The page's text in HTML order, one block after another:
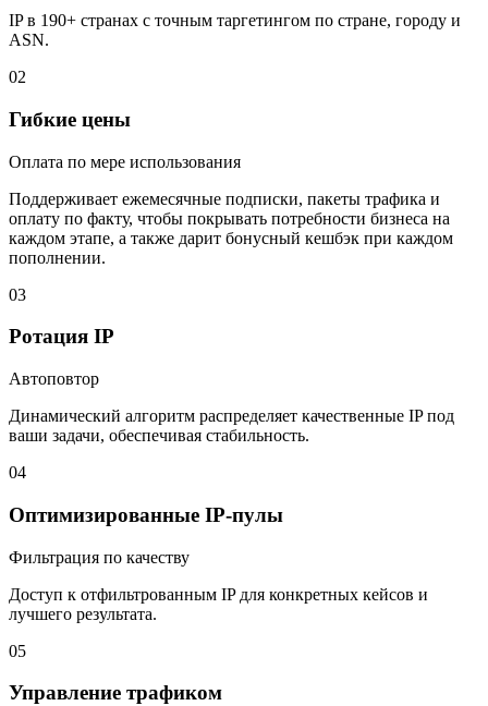
IP в 190+ странах с точным таргетингом по стране, городу и
ASN.
02
Гибкие цены
Оплата по мере использования
Поддерживает ежемесячные подписки, пакеты трафика и
оплату по факту, чтобы покрывать потребности бизнеса на
каждом этапе, а также дарит бонусный кешбэк при каждом
пополнении.
03
Ротация IP
Автоповтор
Динамический алгоритм распределяет качественные IP под
ваши задачи, обеспечивая стабильность.
04
Оптимизированные IP-пулы
Фильтрация по качеству
Доступ к отфильтрованным IP для конкретных кейсов и
лучшего результата.
05
Управление трафиком